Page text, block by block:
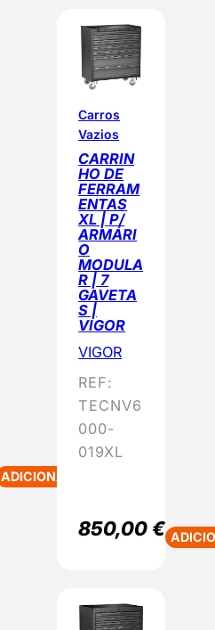
ADICIONAR
Carros
Vazios
CARRIN
HO DE
FERRAM
ENTAS
XL | P/
ARMÁRI
O
MODULA
R | 7
GAVETA
S |
VIGOR
VIGOR
REF:
TECNV6
000-
019XL
850,00€